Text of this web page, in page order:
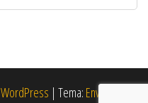
WordPress | Tema: Envo